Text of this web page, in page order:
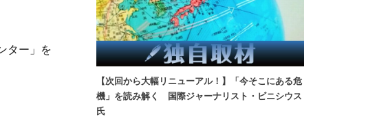
ター」を
【次回から大幅リニューアル！】「今そこにある危
機」を読み解く 国際ジャーナリスト・ビニシウス
氏